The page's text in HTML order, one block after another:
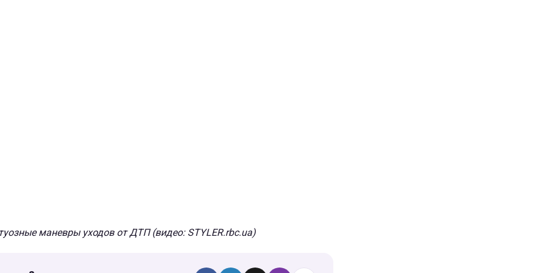
маневры уходов от ДТП (видео: STYLER.rbc.ua)